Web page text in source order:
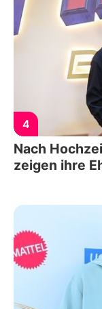
4
Nach
zeigen ihre